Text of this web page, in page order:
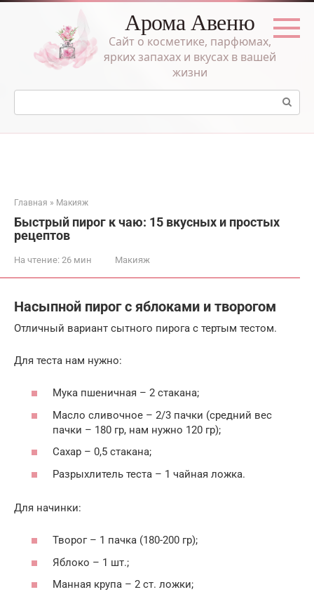
Перейти
Арома Авеню
Сайт о косметике, парфюмах,
ярких запахах и вкусах в вашей
жизни
Поиск:
Главная » Макияж
Быстрый пирог к чаю: 15 вкусных и простых
рецептов
На чтение: 26 мин Макияж
Насыпной пирог с яблоками и творогом
Отличный вариант сытного пирога с тертым тестом.
Для теста нам нужно:
Мука пшеничная – 2 стакана;
Масло сливочное – 2/3 пачки (средний вес
пачки – 180 гр, нам нужно 120 гр);
Сахар – 0,5 стакана;
Разрыхлитель теста – 1 чайная ложка.
Для начинки:
Творог – 1 пачка (180-200 гр);
Яблоко – 1 шт.;
Манная крупа – 2 ст. ложки;